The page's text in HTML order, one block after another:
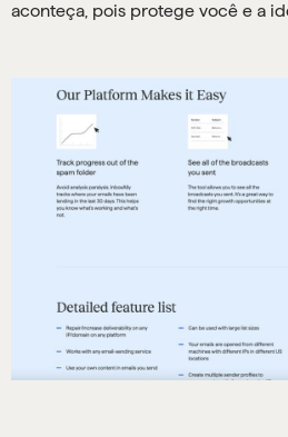
aconteça, pois protege você e a